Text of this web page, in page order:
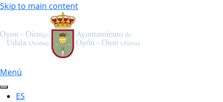
Skip to main content
Menú
ES